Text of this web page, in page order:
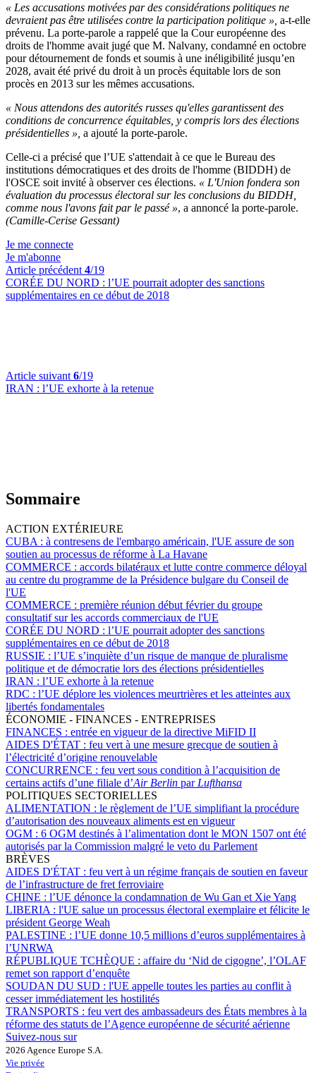
« Les accusations motivées par des considérations politiques ne
devraient pas être utilisées contre la participation politique », a-t-elle
prévenu. La porte-parole a rappelé que la Cour européenne des
droits de l'homme avait jugé que M. Nalvany, condamné en octobre
pour détournement de fonds et soumis à une inéligibilité jusqu’en
2028, avait été privé du droit à un procès équitable lors de son
procès en 2013 sur les mêmes accusations.
« Nous attendons des autorités russes qu'elles garantissent des
conditions de concurrence équitables, y compris lors des élections
présidentielles », a ajouté la porte-parole.
Celle-ci a précisé que l’UE s'attendait à ce que le Bureau des
institutions démocratiques et des droits de l'homme (BIDDH) de
l'OSCE soit invité à observer ces élections. « L'Union fondera son
évaluation du processus électoral sur les conclusions du BIDDH,
comme nous l'avons fait par le passé », a annoncé la porte-parole.
(Camille-Cerise Gessant)
Je me connecte
Je m'abonne
Article précédent 4/19
CORÉE DU NORD : l’UE pourrait adopter des sanctions
supplémentaires en ce début de 2018
Article suivant 6/19
IRAN : l’UE exhorte à la retenue
Sommaire
ACTION EXTÉRIEURE
CUBA : à contresens de l'embargo américain, l'UE assure de son
soutien au processus de réforme à La Havane
COMMERCE : accords bilatéraux et lutte contre commerce déloyal
au centre du programme de la Présidence bulgare du Conseil de
l'UE
COMMERCE : première réunion début février du groupe
consultatif sur les accords commerciaux de l'UE
CORÉE DU NORD : l’UE pourrait adopter des sanctions
supplémentaires en ce début de 2018
RUSSIE : l’UE s’inquiète d’un risque de manque de pluralisme
politique et de démocratie lors des élections présidentielles
IRAN : l’UE exhorte à la retenue
RDC : l’UE déplore les violences meurtrières et les atteintes aux
libertés fondamentales
ÉCONOMIE - FINANCES - ENTREPRISES
FINANCES : entrée en vigueur de la directive MiFID II
AIDES D'ÉTAT : feu vert à une mesure grecque de soutien à
l’électricité d’origine renouvelable
CONCURRENCE : feu vert sous condition à l’acquisition de
certains actifs d’une filiale d’Air Berlin par Lufthansa
POLITIQUES SECTORIELLES
ALIMENTATION : le règlement de l’UE simplifiant la procédure
d’autorisation des nouveaux aliments est en vigueur
OGM : 6 OGM destinés à l’alimentation dont le MON 1507 ont été
autorisés par la Commission malgré le veto du Parlement
BRÈVES
AIDES D'ÉTAT : feu vert à un régime français de soutien en faveur
de l’infrastructure de fret ferroviaire
CHINE : l’UE dénonce la condamnation de Wu Gan et Xie Yang
LIBERIA : l'UE salue un processus électoral exemplaire et félicite le
président George Weah
PALESTINE : l’UE donne 10,5 millions d’euros supplémentaires à
l’UNRWA
RÉPUBLIQUE TCHÈQUE : affaire du ‘Nid de cigogne’, l’OLAF
remet son rapport d’enquête
SOUDAN DU SUD : l'UE appelle toutes les parties au conflit à
cesser immédiatement les hostilités
TRANSPORTS : feu vert des ambassadeurs des États membres à la
réforme des statuts de l’Agence européenne de sécurité aérienne
Suivez-nous sur
2026 Agence Europe S.A.
Vie privée